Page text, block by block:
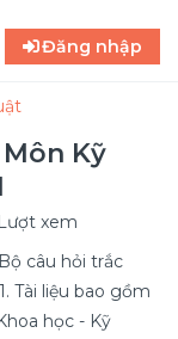
Đăng nhập
Kỹ
xem
câu hỏi trắc
Tài liệu bao gồm
học - Kỹ